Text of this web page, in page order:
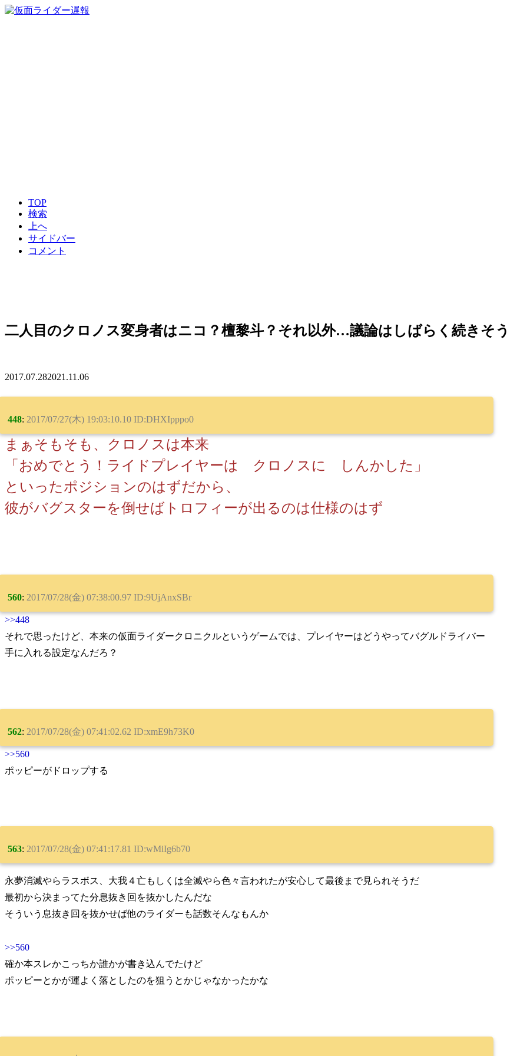
TOP
検索
上へ
サイドバー
コメント
二人目のクロノス変身者はニコ？檀黎斗？それ以外…議論はしばらく続きそう
2017.07.282021.11.06
448: 2017/07/27(木) 19:03:10.10 ID:DHXIpppo0
まぁそもそも、クロノスは本来
「おめでとう！ライドプレイヤーは クロノスに しんかした」
といったポジションのはずだから、
彼がバグスターを倒せばトロフィーが出るのは仕様のはず
560: 2017/07/28(金) 07:38:00.97 ID:9UjAnxSBr
>>448
それで思ったけど、本来の仮面ライダークロニクルというゲームでは、プレイヤーはどうやってバグルドライバー
手に入れる設定なんだろ？
562: 2017/07/28(金) 07:41:02.62 ID:xmE9h73K0
>>560
ポッピーがドロップする
563: 2017/07/28(金) 07:41:17.81 ID:wMiIg6b70
永夢消滅やらラスボス、大我４亡もしくは全滅やら色々言われたが安心して最後まで見られそうだ
最初から決まってた分息抜き回を抜かしたんだな
そういう息抜き回を抜かせば他のライダーも話数そんなもんか
>>560
確か本スレかこっちか誰かが書き込んでたけど
ポッピーとかが運よく落としたのを狙うとかじゃなかったかな